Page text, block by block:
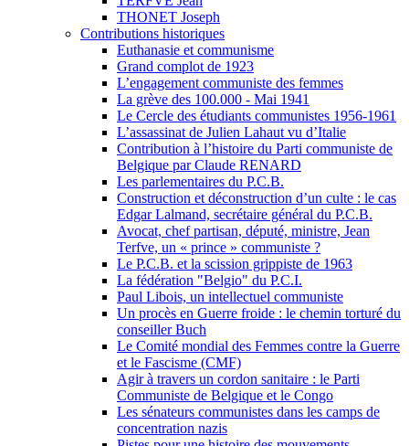
THONET Joseph
Contributions historiques
Euthanasie et communisme
Grand complot de 1923
L’engagement communiste des femmes
La grève des 100.000 - Mai 1941
Le Cercle des étudiants communistes 1956-1961
L’assassinat de Julien Lahaut vu d’Italie
Contribution à l’histoire du Parti communiste de
Belgique par Claude RENARD
Les parlementaires du P.C.B.
Construction et déconstruction d’un culte : le cas
Edgar Lalmand, secrétaire général du P.C.B.
Avocat, chef partisan, député, ministre, Jean
Terfve, un « prince » communiste ?
Le P.C.B. et la scission grippiste de 1963
La fédération "Belgio" du P.C.I.
Paul Libois, un intellectuel communiste
Un procès en Guerre froide : le chemin torturé du
conseiller Buch
Le Comité mondial des Femmes contre la Guerre
et le Fascisme (CMF)
Agir à travers un cordon sanitaire : le Parti
Communiste de Belgique et le Congo
Les sénateurs communistes dans les camps de
concentration nazis